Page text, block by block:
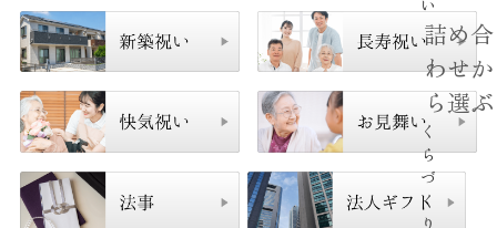
い
詰め合
わせか
ら選ぶ
く
ら
づ
く